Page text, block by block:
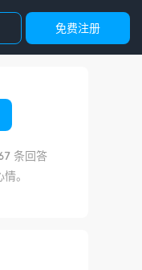
免费注册
条回答
。